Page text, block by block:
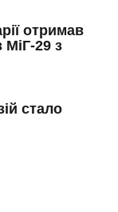
отримав
29 з
стало